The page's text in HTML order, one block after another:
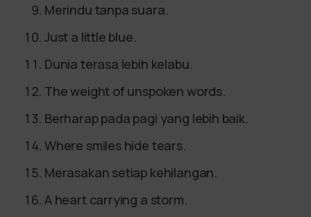
Merindu tanpa suara.
Just a little blue.
Dunia terasa lebih kelabu.
The weight of unspoken words.
Berharap pada pagi yang lebih baik.
Where smiles hide tears.
Merasakan setiap kehilangan.
A heart carrying a storm.